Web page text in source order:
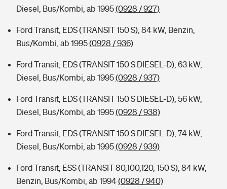
Diesel, Bus/Kombi, ab 1995(0928 / 927)
Ford Transit, EDS (TRANSIT 150 S), 84 kW, Benzin,
Bus/Kombi, ab 1995(0928 / 936)
Ford Transit, EDS (TRANSIT 150 S DIESEL-D), 63 kW,
Diesel, Bus/Kombi, ab 1995(0928 / 937)
Ford Transit, EDS (TRANSIT 150 S DIESEL-D), 56 kW,
Diesel, Bus/Kombi, ab 1995(0928 / 938)
Ford Transit, EDS (TRANSIT 150 S DIESEL-D), 74 kW,
Diesel, Bus/Kombi, ab 1995(0928 / 939)
Ford Transit, ESS (TRANSIT 80,100,120, 150 S), 84 kW,
Benzin, Bus/Kombi, ab 1994(0928 / 940)